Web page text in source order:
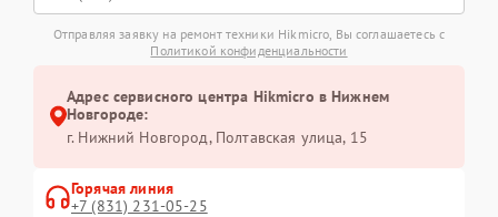
Отправляя заявку на ремонт техники Hikmicro, Вы соглашаетесь с
Политикой конфиденциальности
Адрес сервисного центра Hikmicro в Нижнем
Новгороде:
г. Нижний Новгород, Полтавская улица, 15
Горячая линия
+7 (831) 231-05-25